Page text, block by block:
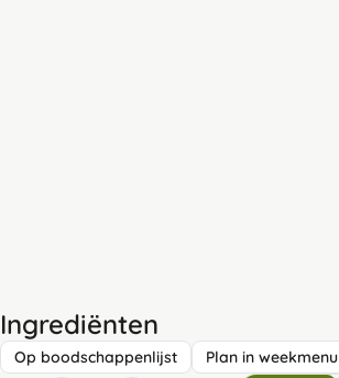
Ingrediënten
Op boodschappenlijst Plan in weekmenu